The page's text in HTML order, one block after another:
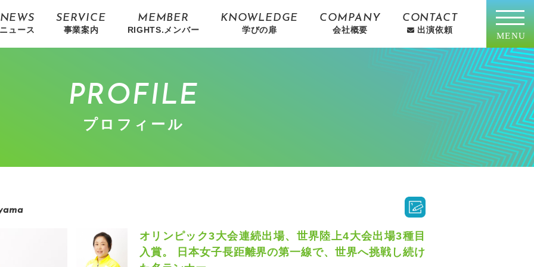
NEWS
ニュース
SERVICE
事業案内
MEMBER
RIGHTS.メンバー
KNOWLEDGE
学びの扉
COMPANY
会社概要
CONTACT
出演依頼
MENU
PROFILE
プロフィール
オリンピック3大会連続出場、世界陸上4大会出場3種目
入賞。 日本女子長距離界の第一線で、世界へ挑戦し続け